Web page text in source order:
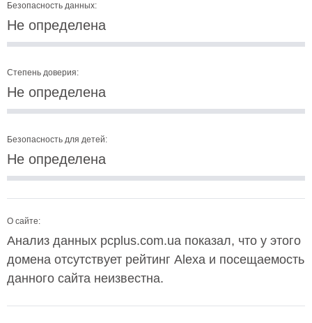
Безопасность данных:
Не определена
Степень доверия:
Не определена
Безопасность для детей:
Не определена
О сайте:
Анализ данных pcplus.com.ua показал, что у этого
домена отсутствует рейтинг Alexa и посещаемость
данного сайта неизвестна.